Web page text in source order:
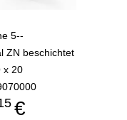
5--
ZN beschichtet
x 20
€